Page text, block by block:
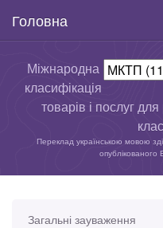
Головна
Міжнародна
класифікація
товарів і послуг
Переклад українською мовою
Загальні зауваження